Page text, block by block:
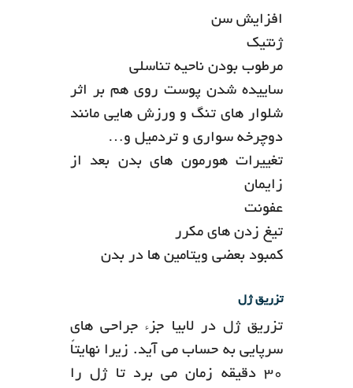
افزایش سن
ژنتیک
مرطوب بودن ناحیه تناسلی
ساییده شدن پوست روی هم بر اثر
شلوار های تنگ و ورزش هایی مانند
دوچرخه سواری و تردمیل و…
تغییرات هورمون های بدن بعد از
زایمان
عفونت
تیغ زدن های مکرر
کمبود بعضی ویتامین ها در بدن
تزریق ژل
تزریق ژل در لابیا جزء جراحی های
سرپایی به حساب می آید. زیرا نهایتاً
30 دقیقه زمان می برد تا ژل را